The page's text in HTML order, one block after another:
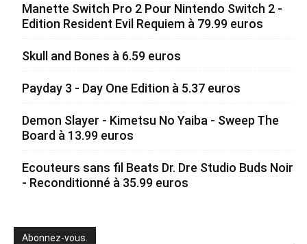
Manette Switch Pro 2 Pour Nintendo Switch 2 -
Edition Resident Evil Requiem à 79.99 euros
Skull and Bones à 6.59 euros
Payday 3 - Day One Edition à 5.37 euros
Demon Slayer - Kimetsu No Yaiba - Sweep The
Board à 13.99 euros
Ecouteurs sans fil Beats Dr. Dre Studio Buds Noir
- Reconditionné à 35.99 euros
Abonnez-vous.